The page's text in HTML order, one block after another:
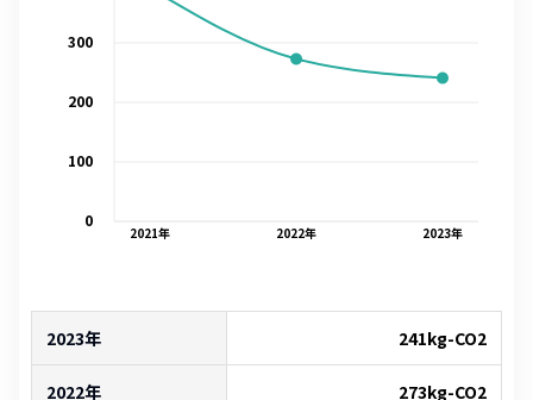
2021年 2022年 2023年
0
100
200
300
2023年 241kg-CO2
2022年 273kg-CO2